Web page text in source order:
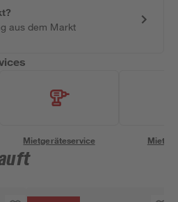
aus dem Markt
Mietgeräteservice